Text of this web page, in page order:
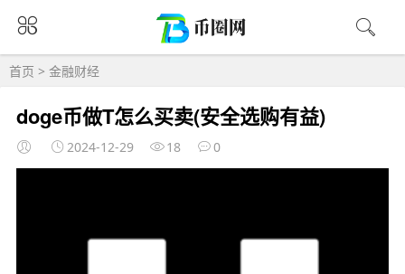
首页 > 金融财经
doge币做T怎么买卖(安全选购有益)
2024-12-29 18 0